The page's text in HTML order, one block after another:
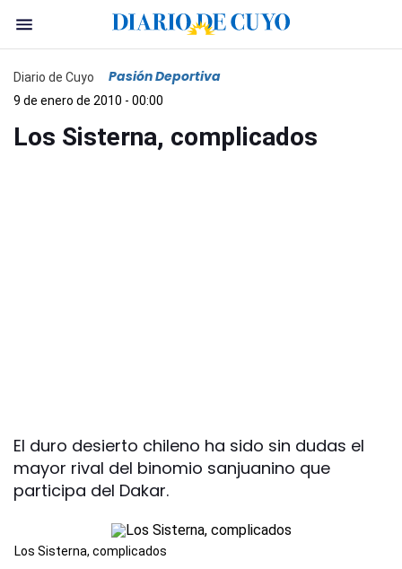
Diario de Cuyo Pasión Deportiva
9 de enero de 2010 - 00:00
Los Sisterna, complicados
El duro desierto chileno ha sido sin dudas el
mayor rival del binomio sanjuanino que
participa del Dakar.
Los Sisterna, complicados